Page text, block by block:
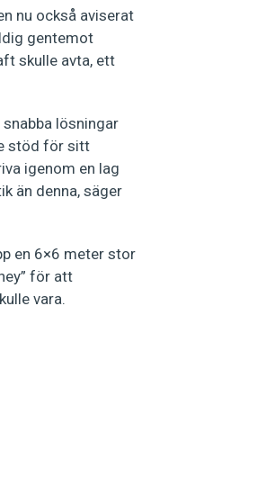
nu också aviserat
gentemot
skulle avta, ett
lösningar
stöd för sitt
igenom en lag
än denna, säger
en 6×6 meter stor
för att
vara.